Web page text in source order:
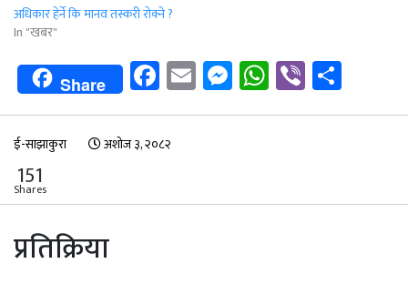
अधिकार हेर्ने कि मानव तस्करी रोक्ने ?
In "खबर"
Share Facebook
EmailMessenger
WhatsApp
Viber
ई-साझाकुरा अशोज ३, २०८२
151
Shares
प्रतिक्रिया